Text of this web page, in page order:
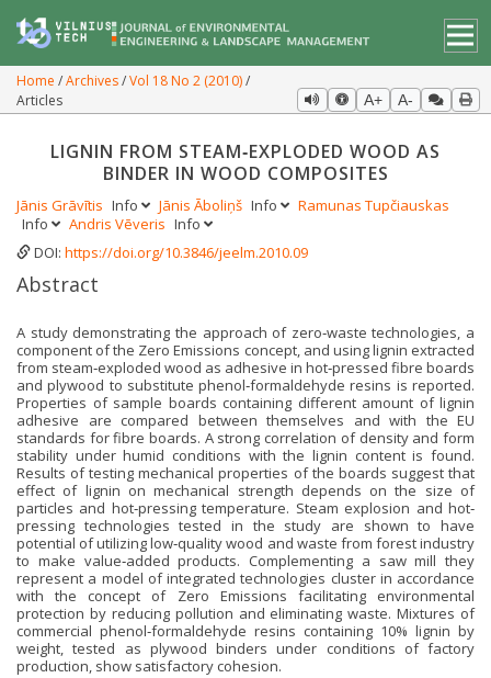
Home Archives Vol 18 No 2 (2010)
Articles
A+ A-
LIGNIN FROM STEAM‐EXPLODED WOOD AS
BINDER IN WOOD COMPOSITES
Jānis Grāvītis Info Jānis Āboliņš Info
Ramunas Tupčiauskas
Info
Andris Vēveris Info
DOI: https://doi.org/10.3846/jeelm.2010.09
Abstract
A study demonstrating the approach of zero‐waste technologies, a
component of the Zero Emissions concept, and using lignin extracted
from steam‐exploded wood as adhesive in hot‐pressed fibre boards
and plywood to substitute phenol‐formaldehyde resins is reported.
Properties of sample boards containing different amount of lignin
adhesive are compared between themselves and with the EU
standards for fibre boards. A strong correlation of density and form
stability under humid conditions with the lignin content is found.
Results of testing mechanical properties of the boards suggest that
effect of lignin on mechanical strength depends on the size of
particles and hot‐pressing temperature. Steam explosion and hot‐
pressing technologies tested in the study are shown to have
potential of utilizing low‐quality wood and waste from forest industry
to make value‐added products. Complementing a saw mill they
represent a model of integrated technologies cluster in accordance
with the concept of Zero Emissions facilitating environmental
protection by reducing pollution and eliminating waste. Mixtures of
commercial phenol‐formaldehyde resins containing 10% lignin by
weight, tested as plywood binders under conditions of factory
production, show satisfactory cohesion.